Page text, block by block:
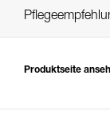
Produktseite